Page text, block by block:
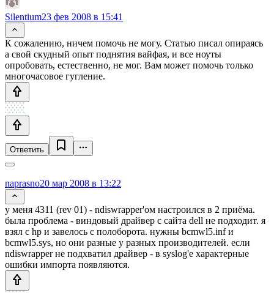
Silentium23 фев 2008 в 15:41
К сожалению, ничем помочь не могу. Статью писал опираясь
а свой скудный опыт поднятия вайфая, и все ноуты
опробовать, естественно, не мог. Вам может помочь только
многочасовое гугление.
Ответить
naprasno20 мар 2008 в 13:22
у меня 4311 (rev 01) - ndiswrapper'ом настроился в 2 приёма.
была проблема - виндовый драйвер с сайта dell не подходит. я
взял с hp и завелось с полоборота. нужны bcmwl5.inf и
bcmwl5.sys, но они разные у разных производителей. если
ndiswrapper не подхватил драйвер - в syslog'e характерные
ошибки импорта появляются.